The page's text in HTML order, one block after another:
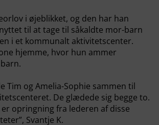
i øjeblikket, og den har han
til at tage til såkaldte mor-barn
i et kommunalt aktivitetscenter.
hjemme, hvor hun ammer
Tim og Amelia-Sophie sammen til
De glædede sig begge to.
opringning fra lederen af disse
Svantje K.